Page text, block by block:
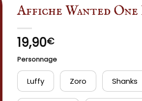
Affiche Wanted One
19,90€
Personnage
Luffy Zoro Shanks